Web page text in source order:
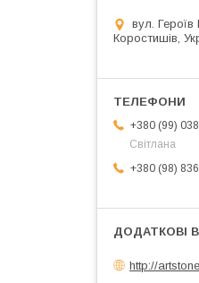
вул. Героїв
Коростишів,
+380 (99)
Світлана
+380 (98)
http://